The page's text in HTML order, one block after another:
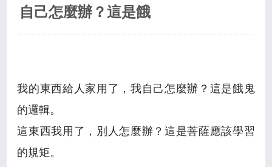
自己怎麼辦？這是餓
我的東西給人家用了，我自己怎麼辦？這是餓鬼
的邏輯。
這東西我用了，別人怎麼辦？這是菩薩應該學習
的規矩。